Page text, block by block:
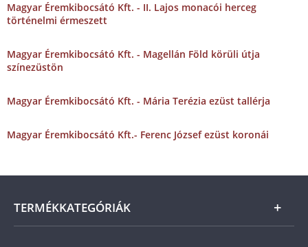
Magyar Éremkibocsátó Kft. - II. Lajos monacói herceg
történelmi érmeszett
Magyar Éremkibocsátó Kft. - Magellán Föld körüli útja
színezüstön
Magyar Éremkibocsátó Kft. - Mária Terézia ezüst tallérja
Magyar Éremkibocsátó Kft.- Ferenc József ezüst koronái
TERMÉKKATEGÓRIÁK